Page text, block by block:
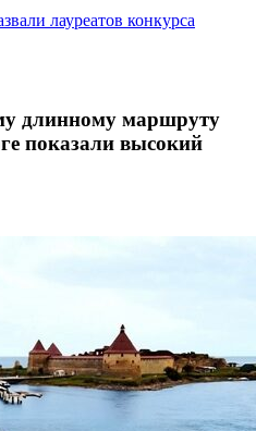
лауреатов конкурса
длинному маршруту
показали высокий